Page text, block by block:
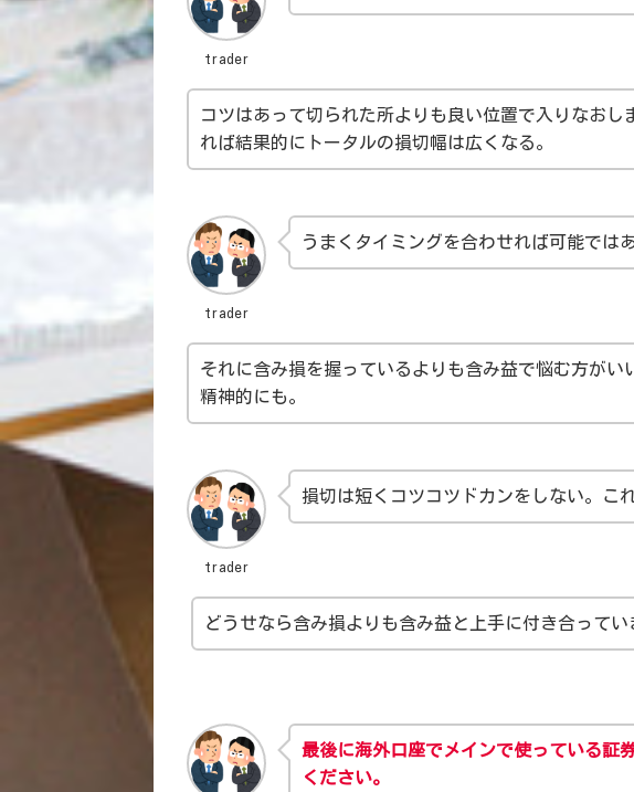
trader
コツはあって切られた所よりも良い位置で入りなおし
れば結果的にトータルの損切幅は広くなる。
trader
うまくタイミングを合わせれば可能では
それに含み損を握っているよりも含み益で悩む方がい
精神的にも。
trader
損切は短くコツコツドカンをしない。こ
どうせなら含み損よりも含み益と上手に付き合ってい
最後に海外口座でメインで使っている証
ください。